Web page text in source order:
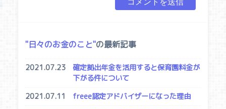
日々のお金のこと の最新記事
2021.07.23
確定拠出年金を活用すると保育園料金が
下がる件について
2021.07.11
freee認定アドバイザーになった理由